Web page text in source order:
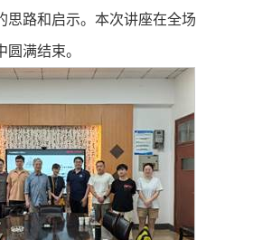
思路和启示。本次讲座在全场
圆满结束。